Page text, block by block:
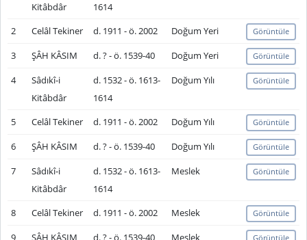
Kitâbdâr
1614
2 Celâl Tekiner d. 1911 - ö. 2002 Doğum Yeri Görüntüle
3 ŞÂH KÂSIM d. ? - ö. 1539-40 Doğum Yeri Görüntüle
4
Sâdıkî-i
Kitâbdâr
d. 1532 - ö. 1613-
1614
Doğum Yılı Görüntüle
5 Celâl Tekiner d. 1911 - ö. 2002 Doğum Yılı Görüntüle
6 ŞÂH KÂSIM d. ? - ö. 1539-40 Doğum Yılı Görüntüle
7
Sâdıkî-i
Kitâbdâr
d. 1532 - ö. 1613-
1614
Meslek Görüntüle
8 Celâl Tekiner d. 1911 - ö. 2002 Meslek Görüntüle
9 ŞÂH KÂSIM d. ? - ö. 1539-40 Meslek Görüntüle